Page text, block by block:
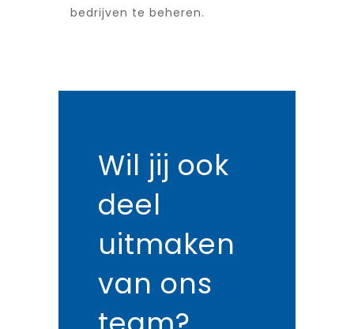
bedrijven te beheren.
Wil jij ook
deel
uitmaken
van ons